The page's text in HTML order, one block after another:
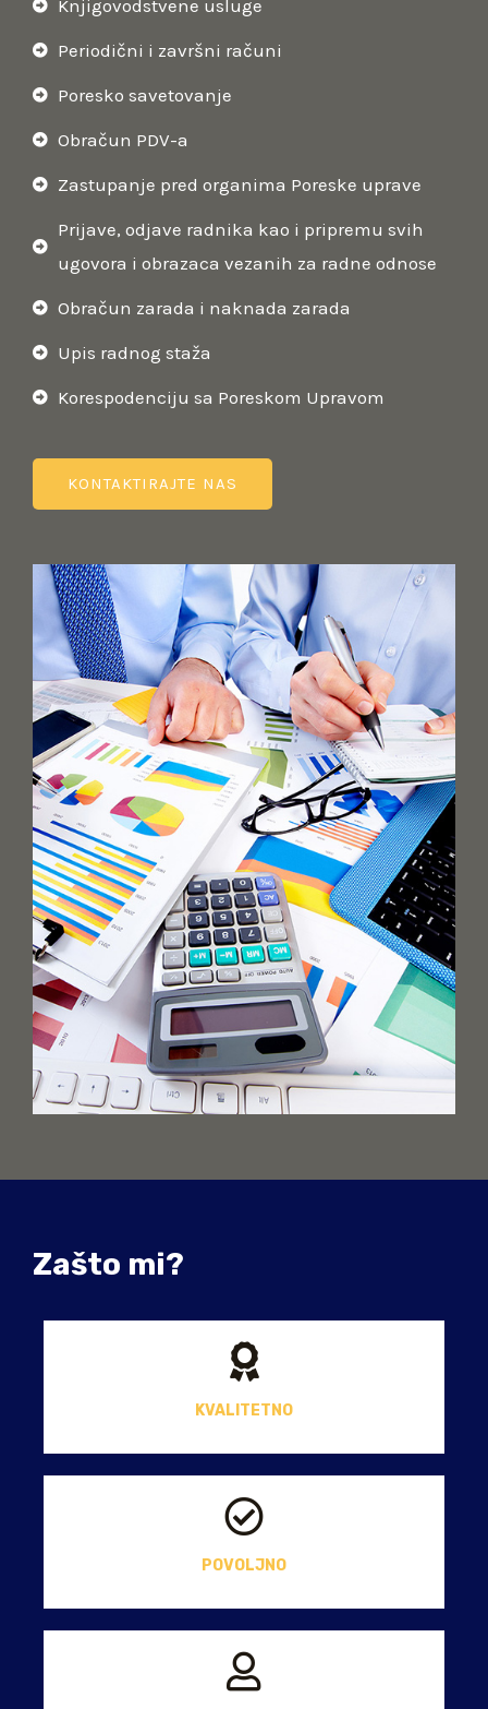
Knjigovodstvene usluge
Periodični i završni računi
Poresko savetovanje
Obračun PDV-a
Zastupanje pred organima Poreske uprave
Prijave, odjave radnika kao i pripremu svih
ugovora i obrazaca vezanih za radne odnose
Obračun zarada i naknada zarada
Upis radnog staža
Korespodenciju sa Poreskom Upravom
KONTAKTIRAJTE NAS
Zašto mi?
KVALITETNO
POVOLJNO